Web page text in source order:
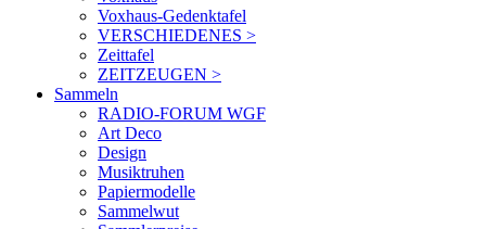
Voxhaus-Gedenktafel
VERSCHIEDENES >
Zeittafel
ZEITZEUGEN >
Sammeln
RADIO-FORUM WGF
Art Deco
Design
Musiktruhen
Papiermodelle
Sammelwut